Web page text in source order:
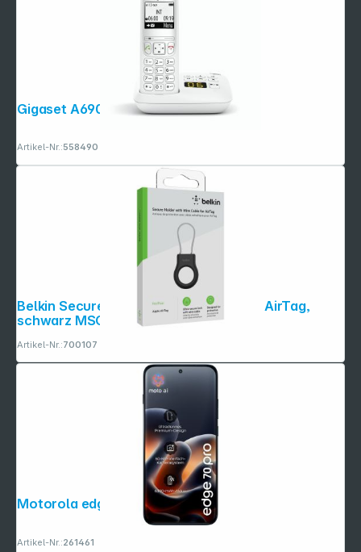
Gigaset A690 A weiß
Artikel-Nr.:558490
Belkin Secure Holder Drahtschl. Apple AirTag,
schwarz MSC009btBK
Artikel-Nr.:700107
Motorola edge 70 pro PANTONE titan
Artikel-Nr.:261461